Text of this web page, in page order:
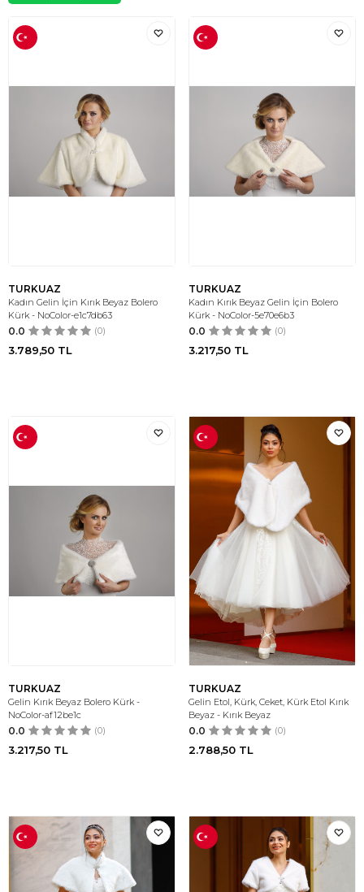
TURKUAZ
Kadın Gelin İçin Kırık Beyaz Bolero
Kürk - NoColor-e1c7db63
0.0 (0)
3.789,50 TL
TURKUAZ
Kadın Kırık Beyaz Gelin İçin Bolero
Kürk - NoColor-5e70e6b3
0.0 (0)
3.217,50 TL
TURKUAZ
Gelin Kırık Beyaz Bolero Kürk -
NoColor-af12be1c
0.0 (0)
3.217,50 TL
TURKUAZ
Gelin Etol, Kürk, Ceket, Kürk Etol Kırık
Beyaz - Kırık Beyaz
0.0 (0)
2.788,50 TL